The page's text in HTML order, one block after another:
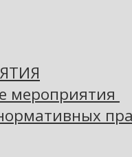
мероприятия